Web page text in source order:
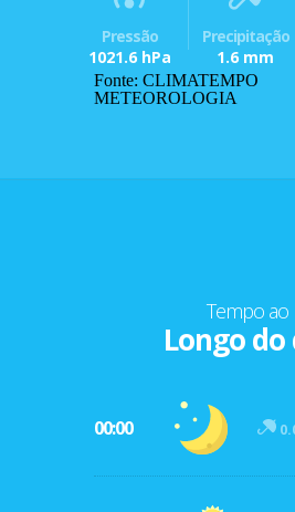
Pressão
1021.6 hPa
Precipitação
1.6 mm
Fonte: CLIMATEMPO
METEOROLOGIA
Tempo ao
Longo do
00:00